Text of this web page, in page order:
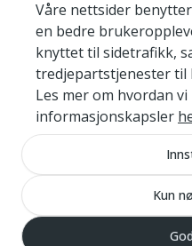
det gjorde vi fra
medmanglende
kommunale boliger
gjennomslag
for gitt at
komme på plass i
statsbudsjettet.
arbeidet vi
vegne av dere.
Våre nettsider
en bedre
knyttet til sidetrafikk,
tredjepartstjenester til
Les mer om hvordan
informasjonskapsler
Kun